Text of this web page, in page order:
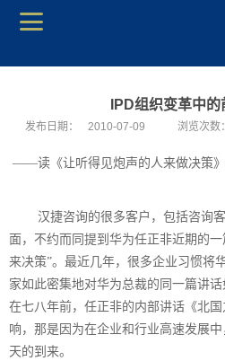
IPD组织变革中
发布日期： 2010-07-09 浏览次数：
——读《让听得见炮声的人来做决策
汉捷咨询的很多客户，包括咨询
面，不约而同提到华为任正非近期的
来决策”。最近几年，很多企业习惯将
家如此密集地对华为总裁的同一篇讲
在七八年前，任正非的内部讲话《北
响，那是因为在企业和行业高速发展
天的到来。